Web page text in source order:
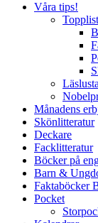
Våra tips!
Månadens
Skönlitteratur
Deckare
Facklitteratur
Böcker på
Barn &
Faktaböcker
Pocket